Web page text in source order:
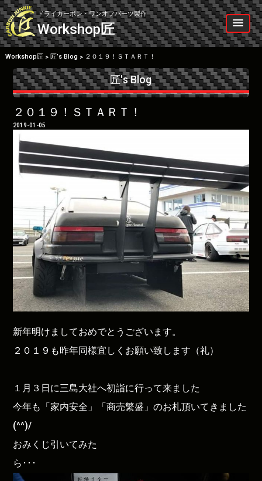
Skip
to
content
ドライカーボン・ワンオフパーツ製作
Workshop匠
Workshop匠> 匠’s Blog > ２０１９！ＳＴＡＲＴ！
匠's Blog
２０１９！ＳＴＡＲＴ！
2019-01-05
新年明けましておめでとうございます。
２０１９も昨年同様宜しくお願い致します（礼）
１月３日に三島大社へ初詣に行って来ました
今年も「家内安全」「商売繁盛」のお札頂いてきました
(^^)/
おみくじ引いてみた
ら･･･